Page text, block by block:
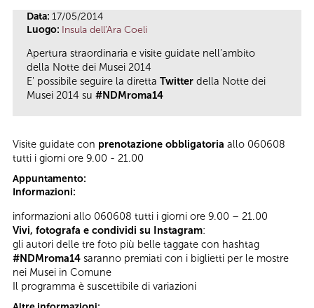
Data: 17/05/2014
Luogo: Insula dell'Ara Coeli
Apertura straordinaria e visite guidate nell’ambito
della Notte dei Musei 2014
E' possibile seguire la diretta Twitter della Notte dei
Musei 2014 su #NDMroma14
Visite guidate con prenotazione obbligatoria allo 060608
tutti i giorni ore 9.00 - 21.00
Appuntamento:
Informazioni:
informazioni allo 060608 tutti i giorni ore 9.00 – 21.00
Vivi, fotografa e condividi su Instagram:
gli autori delle tre foto più belle taggate con hashtag
#NDMroma14 saranno premiati con i biglietti per le mostre
nei Musei in Comune
Il programma è suscettibile di variazioni